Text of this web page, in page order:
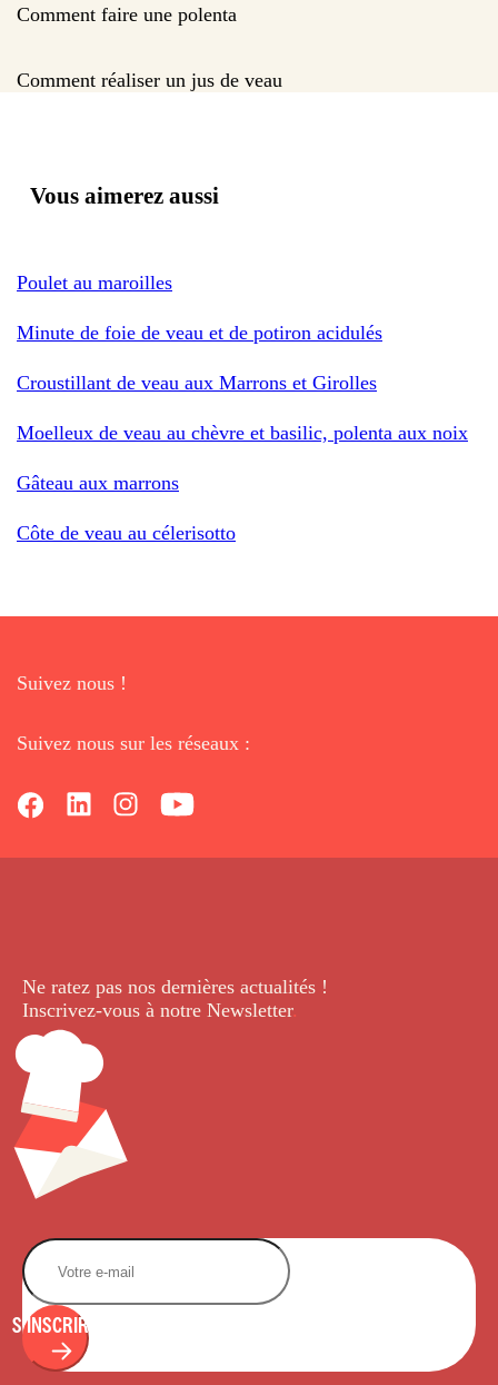
Comment faire une polenta
Comment réaliser un jus de veau
Vous aimerez aussi
Poulet au maroilles
Minute de foie de veau et de potiron acidulés
Croustillant de veau aux Marrons et Girolles
Moelleux de veau au chèvre et basilic, polenta aux noix
Gâteau aux marrons
Côte de veau au célerisotto
Suivez nous !
Suivez nous sur les réseaux :
Ne ratez pas nos dernières actualités !
Inscrivez-vous à notre Newsletter.
S'INSCRIRE